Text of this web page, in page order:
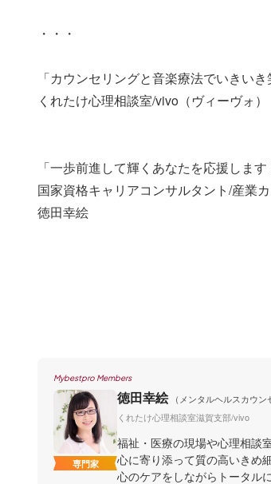
・・・
「カウンセリングと音楽療法でいきい
くれたけ心理相談室/vivo（ヴィーヴォ）
「一歩前進して輝くあなたを応援します
国家資格キャリアコンサルタント/産業
徳田幸絵
Mybestpro Members
専門家
徳田幸絵
（メンタルヘルスカウン
くれたけ心理相談室滋賀支部/vivo
福祉・医療の現場や心理相談
心に寄り添って質の高いきめ
心のケアをしながらトータル